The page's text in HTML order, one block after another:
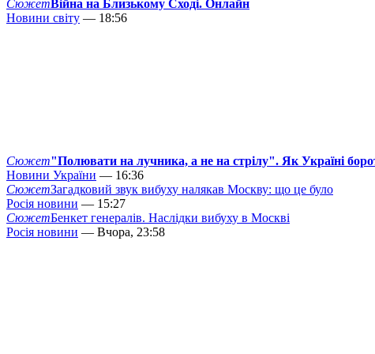
СюжетВійна на Близькому Сході. Онлайн
Новини світу — 18:56
Сюжет"Полювати на лучника, а не на стрілу". Як Україні
Новини України — 16:36
СюжетЗагадковий звук вибуху налякав Москву: що це було
Росія новини — 15:27
СюжетБенкет генералів. Наслідки вибуху в Москві
Росія новини — Вчора, 23:58